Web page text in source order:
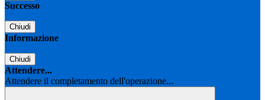
Successo
Chiudi
Informazione
Chiudi
Attendere...
Attendere il completamento dell'operazione...